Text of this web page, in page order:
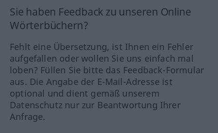
Sie haben Feedback zu unseren Online
Wörterbüchern?
Fehlt eine Übersetzung, ist Ihnen ein Fehler
aufgefallen oder wollen Sie uns einfach mal
loben? Füllen Sie bitte das Feedback-Formular
aus. Die Angabe der E-Mail-Adresse ist
optional und dient gemäß unserem
Datenschutz nur zur Beantwortung Ihrer
Anfrage.